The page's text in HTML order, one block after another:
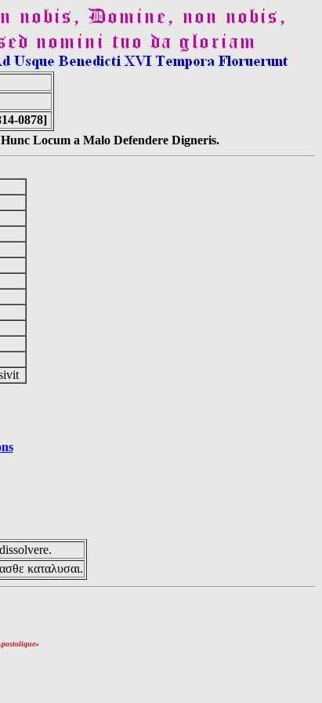
0878]
Locum a Malo Defendere Digneris.
καταλυσαι.
»